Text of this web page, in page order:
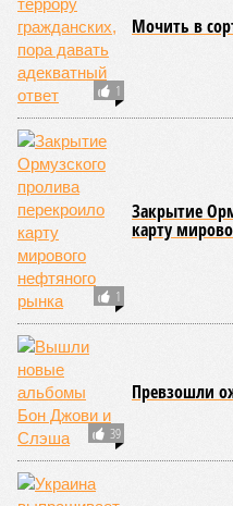
1
Мочить в
1
Закрытие
карту
39
Превзошли